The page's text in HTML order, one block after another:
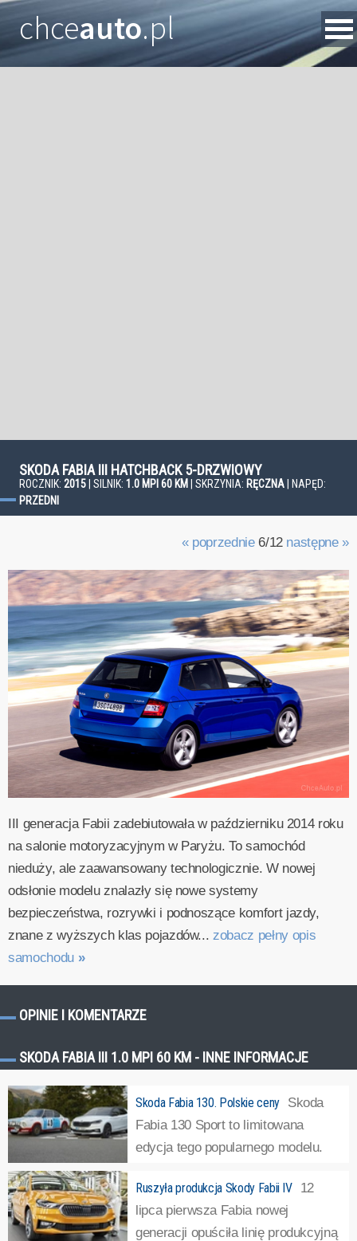
chceauto.pl
SKODA FABIA III HATCHBACK 5-DRZWIOWY
ROCZNIK: 2015 | SILNIK: 1.0 MPI 60 KM | SKRZYNIA: RĘCZNA | NAPĘD:
PRZEDNI
« poprzednie6/12 następne »
III generacja Fabii zadebiutowała w październiku 2014 roku
na salonie motoryzacyjnym w Paryżu. To samochód
nieduży, ale zaawansowany technologicznie. W nowej
odsłonie modelu znalazły się nowe systemy
bezpieczeństwa, rozrywki i podnoszące komfort jazdy,
znane z wyższych klas pojazdów... zobacz pełny opis
samochodu »
OPINIE I KOMENTARZE
SKODA FABIA III 1.0 MPI 60 KM - INNE INFORMACJE
Skoda Fabia 130. Polskie ceny Skoda
Fabia 130 Sport to limitowana
edycja tego popularnego modelu.
mocy 177 KM i ma najlepsze osiągi ze wszystkich wersji
Fabii w historii. »
Ruszyła produkcja Skody Fabii IV 12
lipca pierwsza Fabia nowej
generacji opuściła linię produkcyjną